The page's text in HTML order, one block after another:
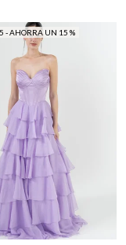
- AHORRA UN 15 %